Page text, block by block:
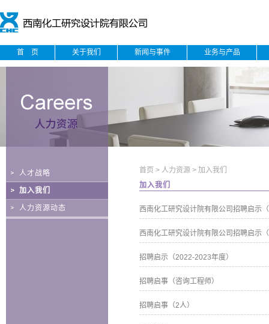
首 页 关于我们 新闻与事件 业务与产品
人才战略
加入我们
人力资源动态
首页 > 人力资源> 加入我们
加入我们
西南化工研究设计院有限公司招聘启示
西南化工研究设计院有限公司招聘启示
招聘启示（2022-2023年度）
招聘启事（咨询工程师）
招聘启事（2人）